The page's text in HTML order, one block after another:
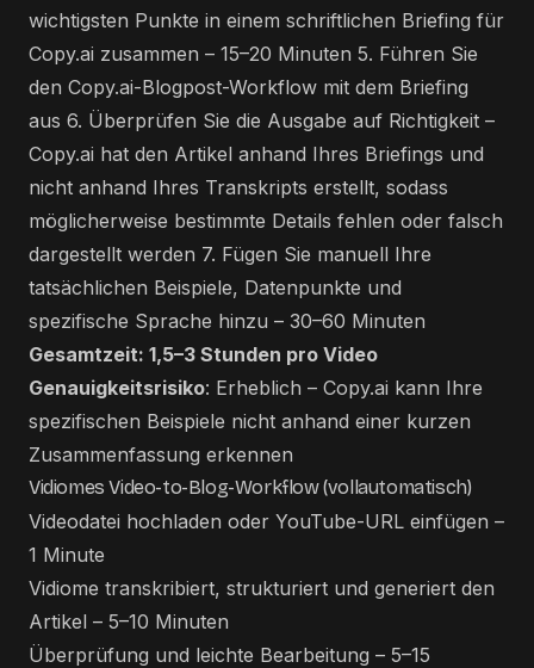
wichtigsten Punkte in einem schriftlichen Briefing für
Copy.ai zusammen – 15–20 Minuten 5. Führen Sie
den Copy.ai-Blogpost-Workflow mit dem Briefing
aus 6. Überprüfen Sie die Ausgabe auf Richtigkeit –
Copy.ai hat den Artikel anhand Ihres Briefings und
nicht anhand Ihres Transkripts erstellt, sodass
möglicherweise bestimmte Details fehlen oder falsch
dargestellt werden 7. Fügen Sie manuell Ihre
tatsächlichen Beispiele, Datenpunkte und
spezifische Sprache hinzu – 30–60 Minuten
Gesamtzeit: 1,5–3 Stunden pro Video
Genauigkeitsrisiko: Erheblich – Copy.ai kann Ihre
spezifischen Beispiele nicht anhand einer kurzen
Zusammenfassung erkennen
Vidiomes Video-to-Blog-Workflow (vollautomatisch)
Videodatei hochladen oder YouTube-URL einfügen –
1 Minute
Vidiome transkribiert, strukturiert und generiert den
Artikel – 5–10 Minuten
Überprüfung und leichte Bearbeitung – 5–15